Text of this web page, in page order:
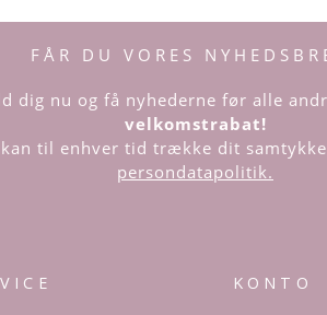
FÅR DU VORES
dig nu og få nyhederne før alle
velkomstrabat!
til enhver tid trække dit
persondatapolitik.
KONTO